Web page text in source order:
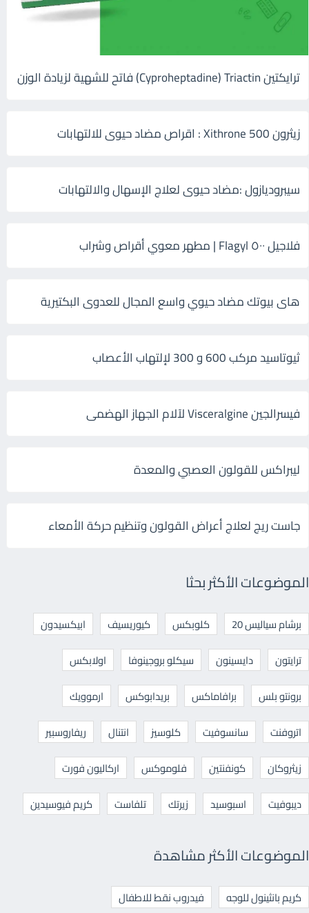
ترايكتين Cyproheptadine) Triactin) فاتح للشهية لزيادة الوزن
زيثرون 500 Xithrone : اقراص مضاد حيوى للالتهابات
سيبروديازول :مضاد حيوى لعلاج الإسهال والالتهابات
فلاجيل ٥٠٠ Flagyl | مطهر معوي أقراص وشراب
هاى بيوتك مضاد حيوي واسع المجال للعدوى البكتيرية
ثيوتاسيد مركب 600 و 300 لإلتهاب الأعصاب
فيسرالجين Visceralgine لآلام الجهاز الهضمى
ليبراكس للقولون العصبي والمعدة
جاست ريج لعلاج أعراض القولون وتنظيم حركة الأمعاء
الموضوعات الأكثر بحثا
برشام سياليس 20 كلوبكس كيوريسيف
ابيكسيدون
ترايتون
دايسينون سيكلو بروجينوفا
اولابكس
برونتو بلس
برافاماكس بريدابوكس
ارموويك
اتروفنت
سانسوفيت كلوسيز انتنال
ريفاروسبير
زيثروكان
كونفنتين فلوموكس
اركاليون فورت
ديبوفيت
اسبوسيد زيرتك تلفاست كريم فيوسيدين
الموضوعات الأكثر مشاهدة
كريم بانثينول للوجه فيدروب نقط للاطفال